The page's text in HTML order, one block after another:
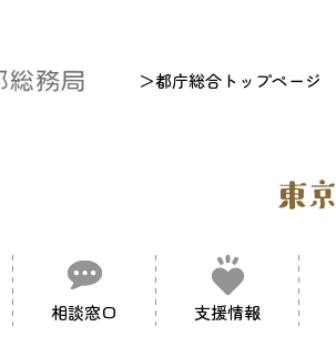
＞都庁総合トップページ
相談窓口 支援情報